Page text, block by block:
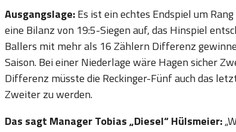
Ausgangslage:Es ist ein echtes Endspiel um
eine Bilanz von 19:5-Siegen auf, das Hinspiel
Ballers mit mehr als 16 Zählern Differenz
Saison. Bei einer Niederlage wäre Hagen sicher
Differenz müsste die Reckinger-Fünf auch das
Zweiter zu werden.
Das sagt Manager Tobias „Diesel“ Hülsmeier: